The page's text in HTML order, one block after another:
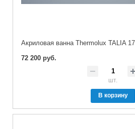
Акриловая ванна Thermolux TALIA
72 200 руб.
шт.
В корзину